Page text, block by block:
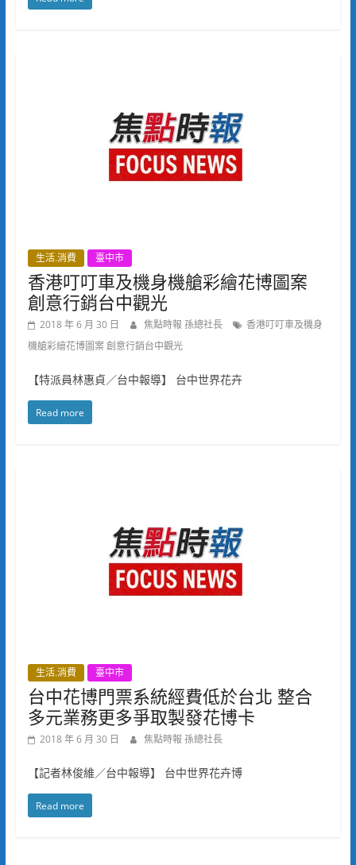
生活.消費 臺中市
香港叮叮車及機身機艙彩繪花博圖案
創意行銷台中觀光
2018 年 6 月 30 日 焦點時報 孫總社長
香港叮叮車及機身
機艙彩繪花博圖案 創意行銷台中觀光
【特派員林惠貞／台中報導】 台中世界花卉
Read more
生活.消費 臺中市
台中花博門票系統經費低於台北 整合
多元業務更多爭取製發花博卡
2018 年 6 月 30 日 焦點時報 孫總社長
【記者林俊維／台中報導】 台中世界花卉博
Read more